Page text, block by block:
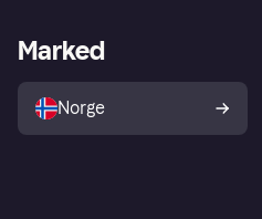
Marked
Norge